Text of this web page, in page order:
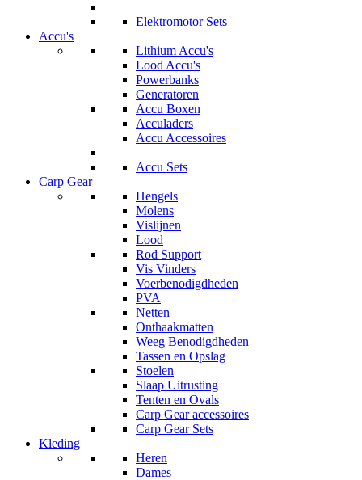
Elektromotor Sets
Accu's
Lithium Accu's
Lood Accu's
Powerbanks
Generatoren
Accu Boxen
Acculaders
Accu Accessoires
Accu Sets
Carp Gear
Hengels
Molens
Vislijnen
Lood
Rod Support
Vis Vinders
Voerbenodigdheden
PVA
Netten
Onthaakmatten
Weeg Benodigdheden
Tassen en Opslag
Stoelen
Slaap Uitrusting
Tenten en Ovals
Carp Gear accessoires
Carp Gear Sets
Kleding
Heren
Dames